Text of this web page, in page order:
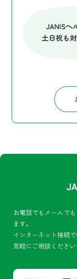
お電話でもメールで
ます。
インターネット接続
気軽にご相談ください